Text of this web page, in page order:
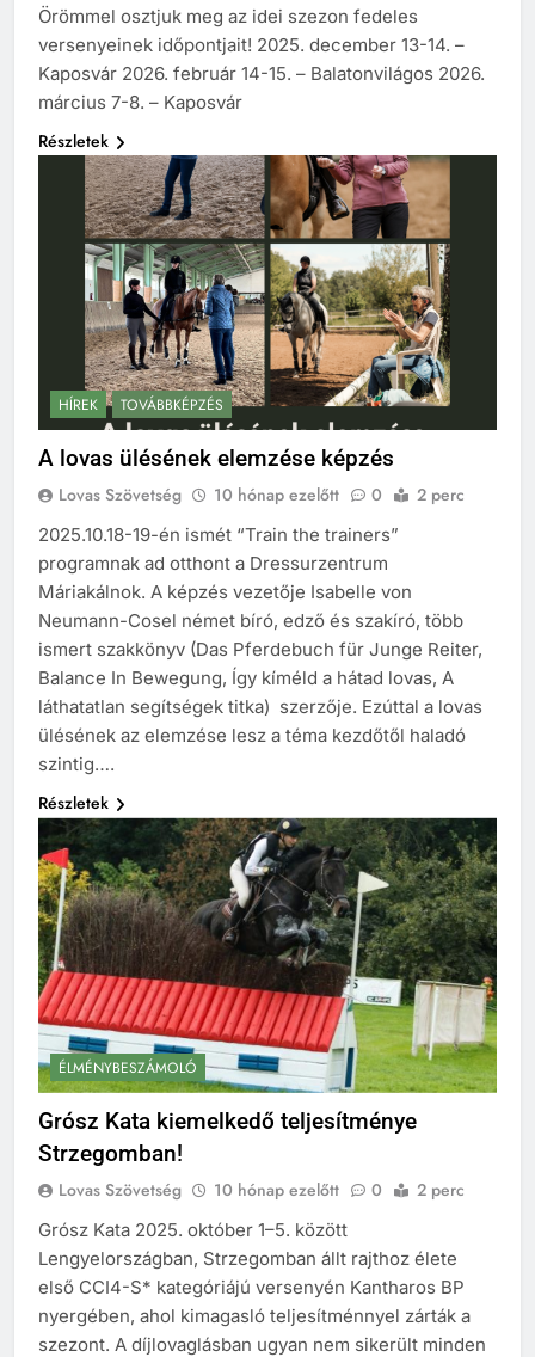
Örömmel osztjuk meg az idei szezon fedeles
versenyeinek időpontjait! 2025. december 13-14. –
Kaposvár 2026. február 14-15. – Balatonvilágos 2026.
március 7-8. – Kaposvár
Részletek
HÍREK TOVÁBBKÉPZÉS
A lovas ülésének elemzése képzés
Lovas Szövetség 10 hónap ezelőtt 0 2 perc
2025.10.18-19-én ismét “Train the trainers”
programnak ad otthont a Dressurzentrum
Máriakálnok. A képzés vezetője Isabelle von
Neumann-Cosel német bíró, edző és szakíró, több
ismert szakkönyv (Das Pferdebuch für Junge Reiter,
Balance In Bewegung, Így kíméld a hátad lovas, A
láthatatlan segítségek titka) szerzője. Ezúttal a lovas
ülésének az elemzése lesz a téma kezdőtől haladó
szintig….
Részletek
ÉLMÉNYBESZÁMOLÓ
Grósz Kata kiemelkedő teljesítménye
Strzegomban!
Lovas Szövetség 10 hónap ezelőtt 0 2 perc
Grósz Kata 2025. október 1–5. között
Lengyelországban, Strzegomban állt rajthoz élete
első CCI4-S* kategóriájú versenyén Kantharos BP
nyergében, ahol kimagasló teljesítménnyel zárták a
szezont. A díjlovaglásban ugyan nem sikerült minden